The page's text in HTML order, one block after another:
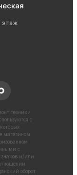
этаж
техники
с
магазином
с
и/или
оборот